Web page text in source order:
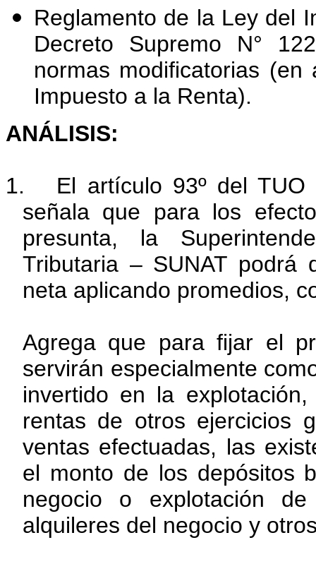
Reglamento de la Ley del
Decreto Supremo N°
normas modificatorias
Impuesto a la Renta).
ANÁLISIS:
1.
El artículo 93º del
señala que para los
presunta, la
Tributaria – SUNAT podrá
neta aplicando promedios,
Agrega que para fijar el
servirán especialmente
invertido en la
rentas de otros ejercicios
ventas efectuadas, las
el monto de los depósitos
negocio o explotación
alquileres del negocio y